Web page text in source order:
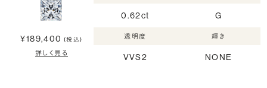
¥189,400 (税込)
詳しく見る
0.62ct G
透明度
VVS2
輝き
NONE